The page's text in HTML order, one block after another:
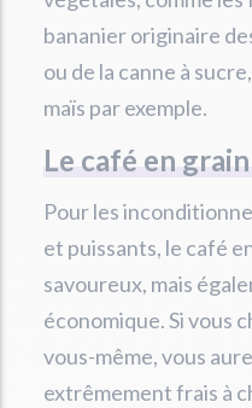
bananier originaire
ou de la canne à
maïs par exemple.
Le café en
Pour les
et puissants, le café
savoureux, mais
économique. Si vous
vous-même, vous
extrêmement frais à